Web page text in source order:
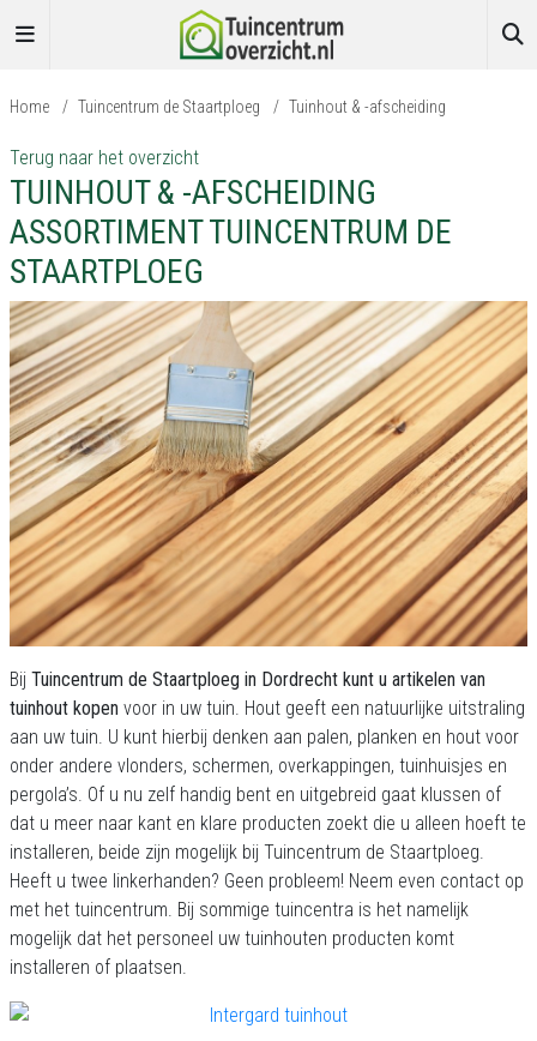
Home / Tuincentrum de Staartploeg / Tuinhout & -afscheiding
Terug naar het overzicht
TUINHOUT & -AFSCHEIDING
ASSORTIMENT TUINCENTRUM DE
STAARTPLOEG
Bij Tuincentrum de Staartploeg in Dordrecht kunt u artikelen van
tuinhout kopen voor in uw tuin. Hout geeft een natuurlijke uitstraling
aan uw tuin. U kunt hierbij denken aan palen, planken en hout voor
onder andere vlonders, schermen, overkappingen, tuinhuisjes en
pergola’s. Of u nu zelf handig bent en uitgebreid gaat klussen of
dat u meer naar kant en klare producten zoekt die u alleen hoeft te
installeren, beide zijn mogelijk bij Tuincentrum de Staartploeg.
Heeft u twee linkerhanden? Geen probleem! Neem even contact op
met het tuincentrum. Bij sommige tuincentra is het namelijk
mogelijk dat het personeel uw tuinhouten producten komt
installeren of plaatsen.